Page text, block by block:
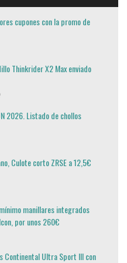
cupones con la promo de
Thinkrider X2 Max enviado
2026. Listado de chollos
Culote corto ZRSE a 12,5€
manillares integrados
por unos 260€
Continental Ultra Sport III con